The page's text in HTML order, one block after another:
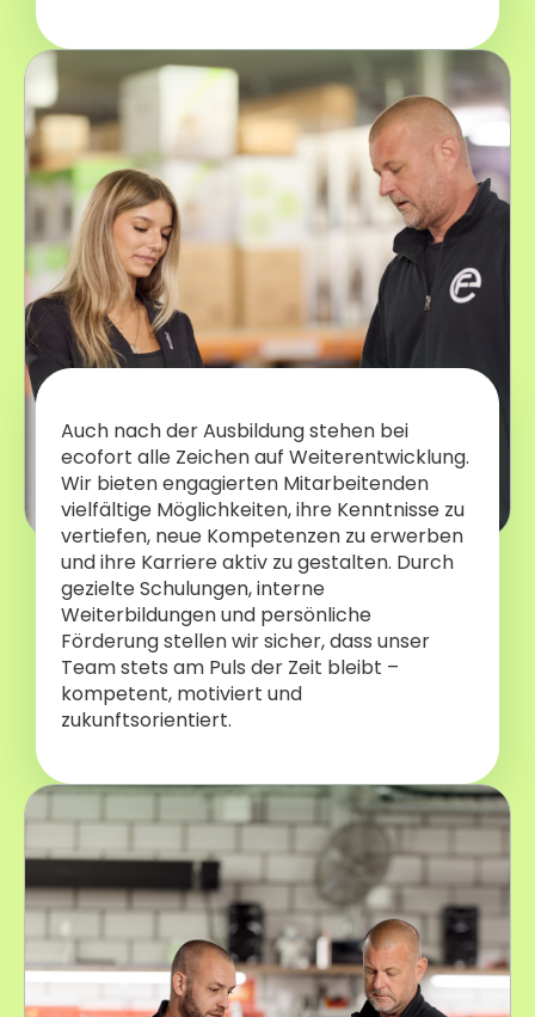
Auch nach der Ausbildung stehen bei
ecofort alle Zeichen auf Weiterentwicklung.
Wir bieten engagierten Mitarbeitenden
vielfältige Möglichkeiten, ihre Kenntnisse zu
vertiefen, neue Kompetenzen zu erwerben
und ihre Karriere aktiv zu gestalten. Durch
gezielte Schulungen, interne
Weiterbildungen und persönliche
Förderung stellen wir sicher, dass unser
Team stets am Puls der Zeit bleibt –
kompetent, motiviert und
zukunftsorientiert.